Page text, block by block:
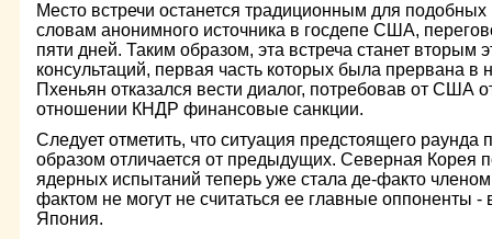
Место встречи останется традиционным для
словам анонимного источника в госдепе США,
пяти дней. Таким образом, эта встреча станет вторым
консультаций, первая часть которых была прервана в
Пхеньян отказался вести диалог, потребовав от США
отношении КНДР финансовые санкции.
Следует отметить, что ситуация предстоящего
образом отличается от предыдущих. Северная Корея
ядерных испытаний теперь уже стала де-факто
фактом не могут не считаться ее главные оппоненты
Япония.